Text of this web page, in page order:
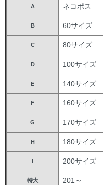
A ネコポス
B 60サイズ
C 80サイズ
D 100サイズ
E 140サイズ
F 160サイズ
G 170サイズ
H 180サイズ
I 200サイズ
特大 201～